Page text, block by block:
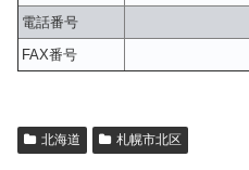
電話番号
FAX番号
北海道 札幌市北区